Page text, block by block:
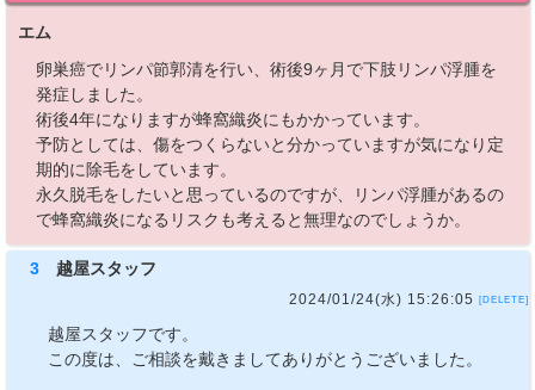
エム
卵巣癌でリンパ節郭清を行い、術後9ヶ月で下肢リンパ浮腫を
発症しました。
術後4年になりますが蜂窩織炎にもかかっています。
予防としては、傷をつくらないと分かっていますが気になり定
期的に除毛をしています。
永久脱毛をしたいと思っているのですが、リンパ浮腫があるの
で蜂窩織炎になるリスクも考えると無理なのでしょうか。
3 越屋スタッフ
2024/01/24(水) 15:26:05 [DELETE]
越屋スタッフです。
この度は、ご相談を戴きましてありがとうございました。